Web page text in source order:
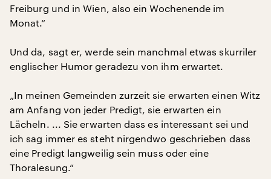
Freiburg und in Wien, also ein Wochenende im
Monat.“
Und da, sagt er, werde sein manchmal etwas skurriler
englischer Humor geradezu von ihm erwartet.
„In meinen Gemeinden zurzeit sie erwarten einen Witz
am Anfang von jeder Predigt, sie erwarten ein
Lächeln. ... Sie erwarten dass es interessant sei und
ich sag immer es steht nirgendwo geschrieben dass
eine Predigt langweilig sein muss oder eine
Thoralesung.“